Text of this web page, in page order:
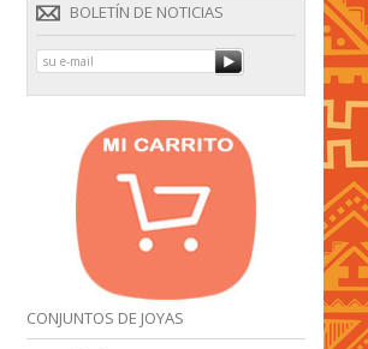
BOLETÍN DE NOTICIAS
CONJUNTOS DE JOYAS